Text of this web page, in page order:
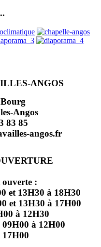
ANGOS
Angos
83 85
angos.fr
:
et 13H30 à 18H30
et 13H30 à 17H00
à 12H30
à 12H00
17H00